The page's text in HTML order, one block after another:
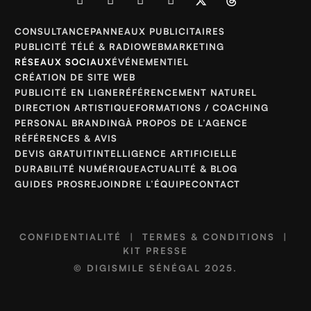
CONSULTANCEPANNEAUX PUBLICITAIRES
PUBLICITÉ TÉLÉ & RADIOWEBMARKETING
RÉSEAUX SOCIAUXÉVÉNEMENTIEL
CRÉATION DE SITE WEB
PUBLICITÉ EN LIGNERÉFÉRENCEMENT NATUREL
DIRECTION ARTISTIQUEFORMATIONS / COACHING
PERSONAL BRANDINGÀ PROPOS DE L’AGENCE
RÉFÉRENCES & AVIS
DEVIS GRATUITINTELLIGENCE ARTIFICIELLE
DURABILITÉ NUMÉRIQUEACTUALITÉ & BLOG
GUIDES PROSREJOINDRE L’ÉQUIPECONTACT
CONFIDENTIALITÉ | TERMES & CONDITIONS
|
KIT PRESSE
© DIGISMILE SÉNÉGAL 2025.